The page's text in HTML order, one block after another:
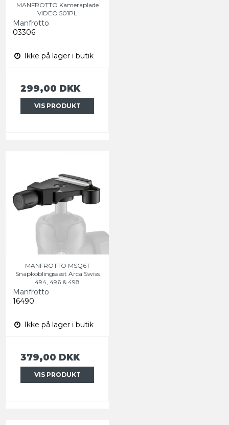
MANFROTTO Kameraplade
VIDEO 501PL
Manfrotto
03306
Ikke på lager i butik
299,00 DKK
VIS PRODUKT
MANFROTTO MSQ6T
Snapkoblingssæt Arca Swiss
494, 496 & 498
Manfrotto
16490
Ikke på lager i butik
379,00 DKK
VIS PRODUKT